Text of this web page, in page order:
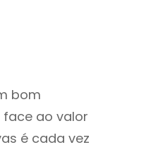
bom
ao valor
é cada vez